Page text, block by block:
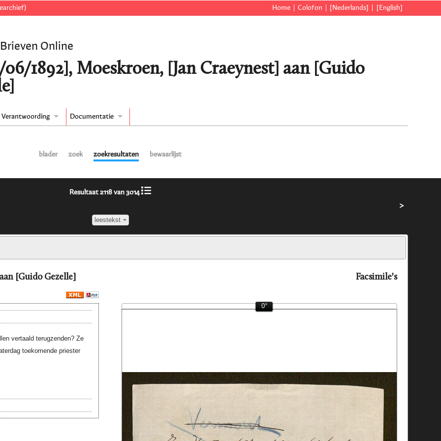
Home Colofon [Nederlands] [English]
Online
06/1892], Moeskroen, [Jan Craeynest] aan [Guido
Verantwoording Documentatie
blader zoek zoekresultaten bewaarlijst
Resultaat 2118 van 3014
leestekst
>
[Guido Gezelle] Facsimile's
vertaald terugzenden? Ze
toekomende priester
0°